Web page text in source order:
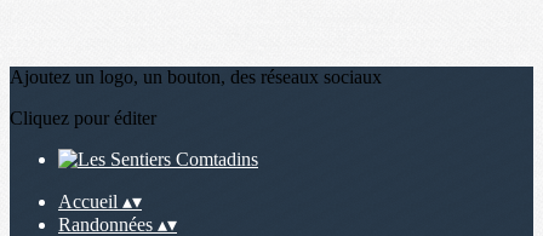
Ajoutez un logo, un bouton, des réseaux sociaux
Cliquez pour éditer
Accueil ▴▾
Randonnées ▴▾